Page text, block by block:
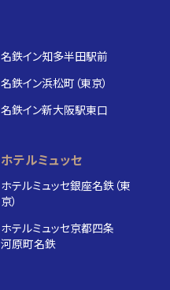
名鉄イン知多半田駅前
名鉄イン浜松町（東京）
名鉄イン新大阪駅東口
ホテルミュッセ
ホテルミュッセ銀座名鉄（東
京）
ホテルミュッセ京都四条
河原町名鉄